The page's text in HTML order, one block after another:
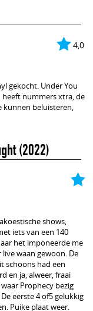
4,0
gekocht. Under You
heeft nummers xtra, de
kunnen beluisteren,
(2022)
shows,
iets van een 140
het imponeerde me
waan gewoon. De
schoons had een
en ja, alweer, fraai
Prophecy bezig
eerste 4 of5 gelukkig
Puike plaat weer.